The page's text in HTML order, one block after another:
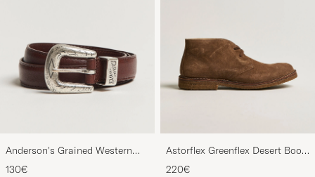
Anderson's Grained Western
Leather Belt 2,5 cm Brown
130€
Astorflex Greenflex Desert Boot
Dark Khaki Suede
220€